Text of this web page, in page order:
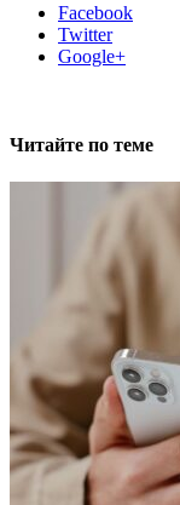
Facebook
Twitter
Google+
Читайте по теме